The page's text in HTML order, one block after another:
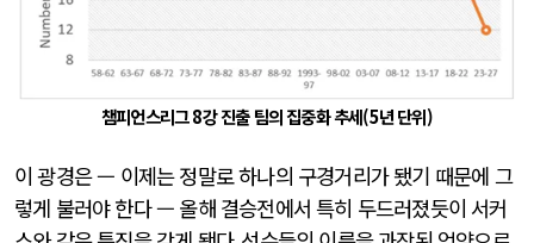
챔피언스리그 8강 진출 팀의 집중화 추세(5년 단위)
이 광경은 — 이제는 정말로 하나의 구경거리가 됐기 때문에 그
렇게 불러야 한다 — 올해 결승전에서 특히 두드러졌듯이 서커